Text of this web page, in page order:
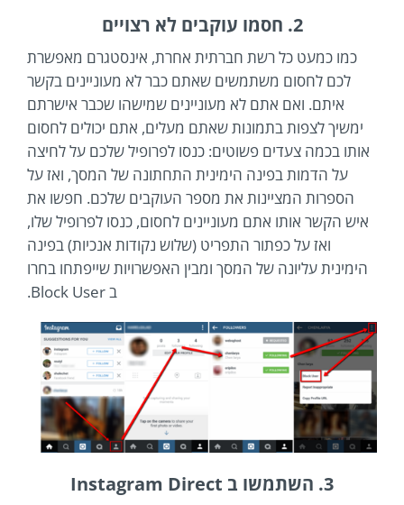
2. חסמו עוקבים לא רצויים
כמו כמעט כל רשת חברתית אחרת, אינסטגרם מאפשרת
לכם לחסום משתמשים שאתם כבר לא מעוניינים בקשר
איתם. ואם אתם לא מעוניינים שמישהו שכבר אישרתם
ימשיך לצפות בתמונות שאתם מעלים, אתם יכולים לחסום
אותו בכמה צעדים פשוטים: כנסו לפרופיל שלכם על לחיצה
על הדמות בפינה הימינית התחתונה של המסך, ואז על
הספרות המציינות את מספר העוקבים שלכם. חפשו את
איש הקשר אותו אתם מעוניינים לחסום, כנסו לפרופיל שלו,
ואז על כפתור התפריט (שלוש נקודות אנכיות) בפינה
הימינית עליונה של המסך ומבין האפשרויות שייפתחו בחרו
ב Block User.
3. השתמשו ב Instagram Direct